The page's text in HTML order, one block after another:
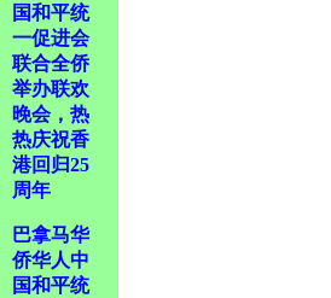
国和平统
一促进会
联合全侨
举办联欢
晚会，热
热庆祝香
港回归25
周年
巴拿马华
侨华人中
国和平统